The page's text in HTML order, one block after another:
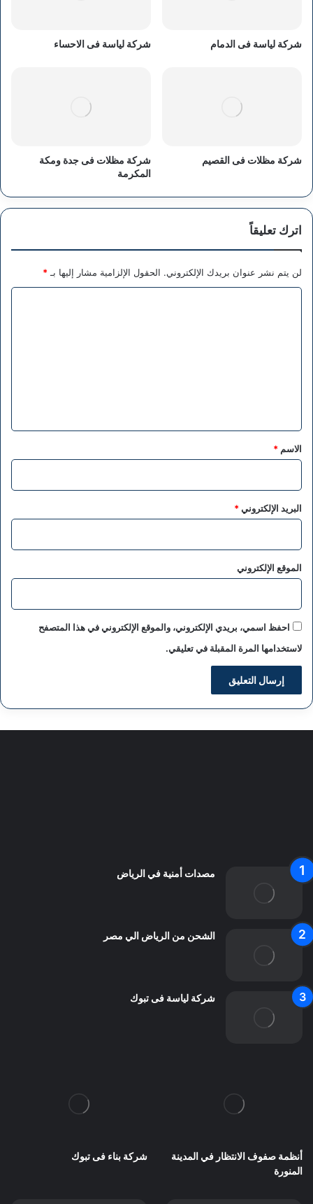
شركة لياسة فى الدمام شركة لياسة فى الاحساء
شركة مظلات فى القصيم
شركة مظلات فى جدة ومكة
المكرمة
اترك تعليقاً
لن يتم نشر عنوان بريدك الإلكتروني. الحقول الإلزامية مشار إليها بـ*
*
الاسم *
البريد الإلكتروني*
الموقع الإلكتروني
احفظ اسمي، بريدي الإلكتروني، والموقع الإلكتروني في هذا المتصفح
لاستخدامها المرة المقبلة في تعليقي.
مصدات أمنية في الرياض
الشحن من الرياض الي مصر
شركة لياسة فى تبوك
أنظمة صفوف الانتظار في المدينة
المنورة
شركة بناء فى تبوك